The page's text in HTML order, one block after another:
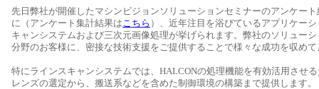
先日弊社が開催したマシンビジョンソリューションセミナーのアンケー
に（アンケート集計結果はこちら ）、近年注目を浴びているアプリケー
キャンシステムおよび三次元画像処理が挙げられます。弊社のソリュー
分野のお客様に、密接な技術支援をご提供することで様々な成功を収め
特にラインスキャンシステムでは、HALCONの処理機能を有効活用させ
レンズの選定から、搬送系などを含めた制御環境の構築まで提供します。